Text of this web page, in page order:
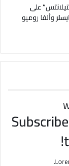
على
وألفا روميو